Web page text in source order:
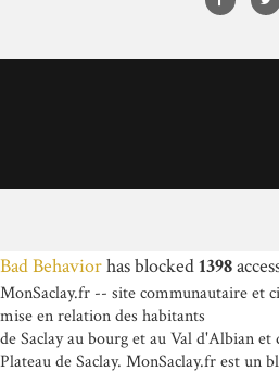
Bad Behaviorhas blocked1398
MonSaclay.fr -- site communautaire et
mise en relation des habitants
de Saclay au bourg et au Val d'Albian
Plateau de Saclay. MonSaclay.fr est un